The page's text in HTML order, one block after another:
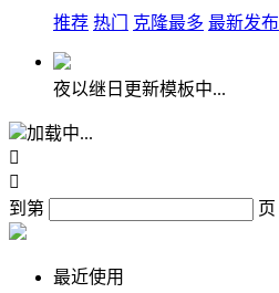
推荐 热门 克隆最多 最新发布
夜以继日更新模板中...
加载中...


到第
页
最近使用